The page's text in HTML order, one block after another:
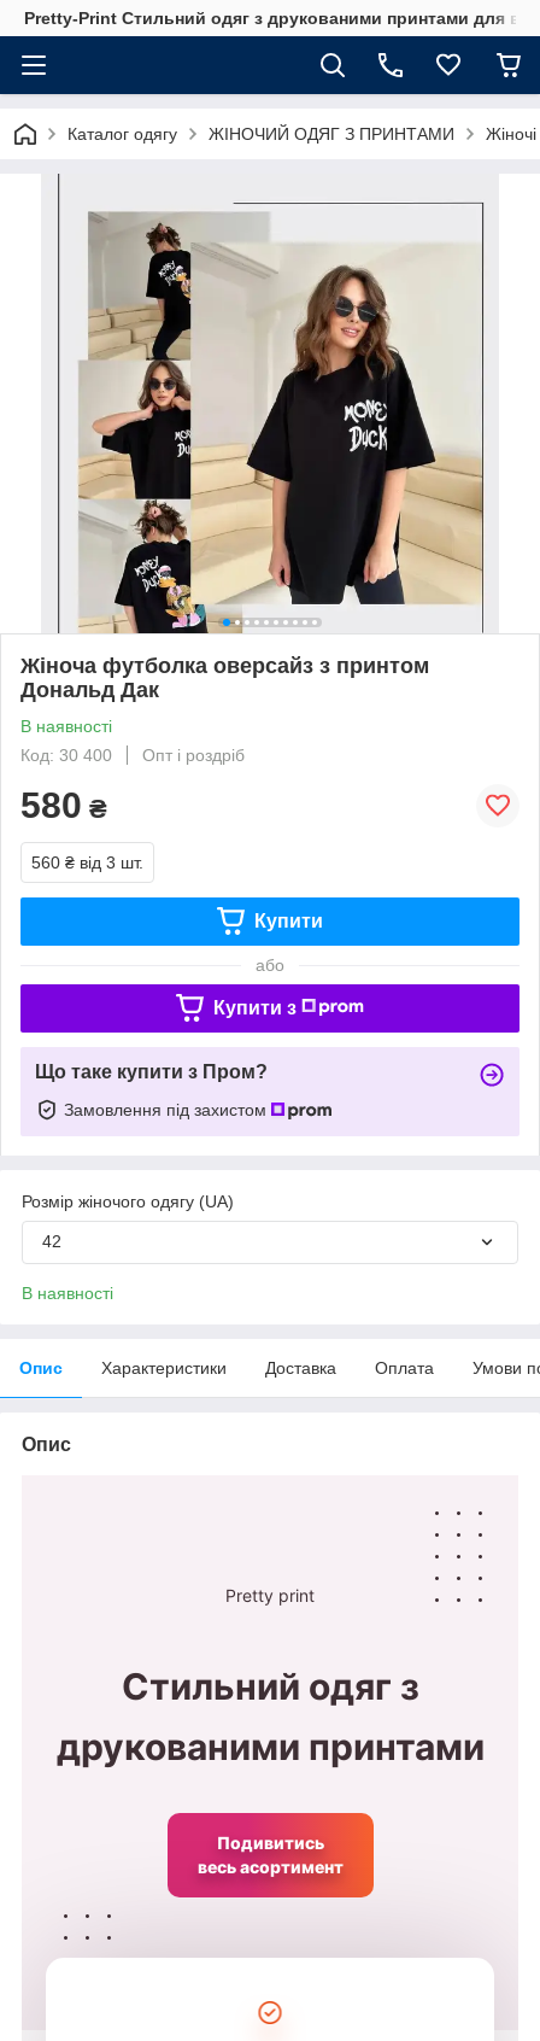
Pretty-Print Стильний одяг з друкованими принтами для
Каталог одягу ЖІНОЧИЙ ОДЯГ З ПРИНТАМИ
Жіноча футболка оверсайз з принтом
Дональд Дак
В наявності
Код: 30 400
Опт і роздріб
580 ₴
560 ₴ від 3 шт.
Купити
або
Купити з
Що таке купити з Пром?
Замовлення під захистом
Розмір жіночого одягу (UA)
42
В наявності
Опис Характеристики Доставка Оплата Умови
Опис
Pretty print
Стильний одяг з
друкованими принтами
Подивитись
весь асортимент